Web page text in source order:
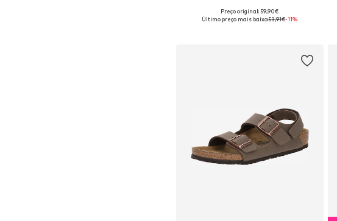
Tamanhos disponíveis: 28, 33
Preço original: 59,90€
Último preço mais baixo:53,91€-11%